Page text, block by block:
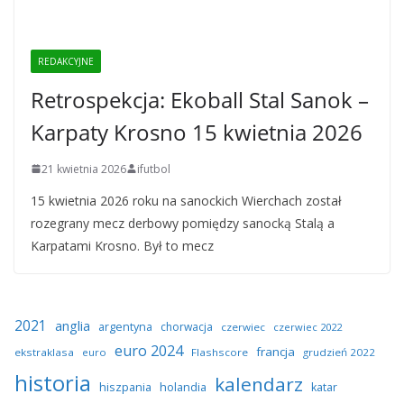
REDAKCYJNE
Retrospekcja: Ekoball Stal Sanok –
Karpaty Krosno 15 kwietnia 2026
21 kwietnia 2026 ifutbol
15 kwietnia 2026 roku na sanockich Wierchach został
rozegrany mecz derbowy pomiędzy sanocką Stalą a
Karpatami Krosno. Był to mecz
2021 anglia argentyna chorwacja czerwiec
czerwiec 2022
ekstraklasa
euro euro 2024 Flashscore francja grudzień 2022
historia hiszpania holandia kalendarz katar